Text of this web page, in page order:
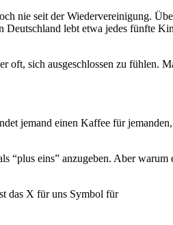
nie seit der Wiedervereinigung.
lebt etwa jedes fünfte
oft, sich ausgeschlossen zu fühlen.
jemand einen Kaffee für
“plus eins” anzugeben. Aber
das X für uns Symbol für